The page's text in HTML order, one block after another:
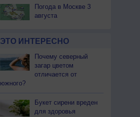
Погода в Москве 3
августа
ЭТО ИНТЕРЕСНО
Почему северный
загар цветом
отличается от
южного?
Букет сирени вреден
для здоровья